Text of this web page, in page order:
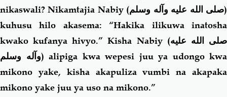
nikaswali? Nikamtajia Nabiy (صلى الله عليه وآله وسلم)
kuhusu hilo akasema: “Hakika ilikuwa inatosha
kwako kufanya hivyo.” Kisha Nabiy (صلى الله عليه
وآله وسلم) alipiga kwa wepesi juu ya udongo kwa
mikono yake, kisha akapuliza vumbi na akapaka
mikono yake juu ya uso na mikono.”